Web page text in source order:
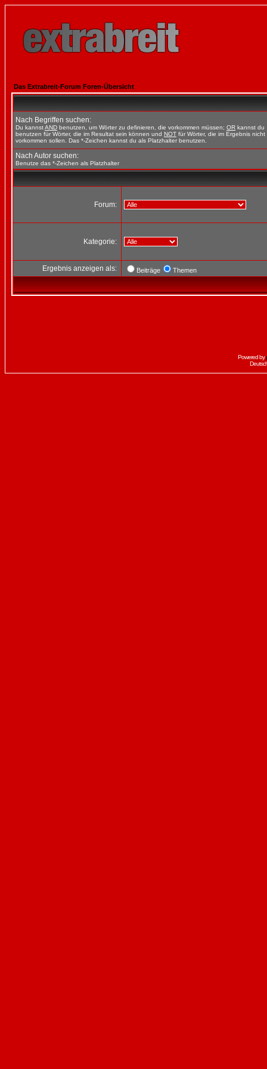
Das Extrabreit-Forum Foren-Übersicht
Nach Begriffen suchen:
Du kannstAND benutzen, um Wörter zu definieren, die vorkommen müssen; OR kannst du
benutzen für Wörter, die im Resultat sein können und NOT für Wörter, die im Ergebnis nicht
vorkommen sollen. Das *-Zeichen kannst du als Platzhalter benutzen.
Nach Autor suchen:
Benutze das *-Zeichen als Platzhalter
Forum:
Kategorie:
Ergebnis anzeigen als: Beiträge Themen
Powered by